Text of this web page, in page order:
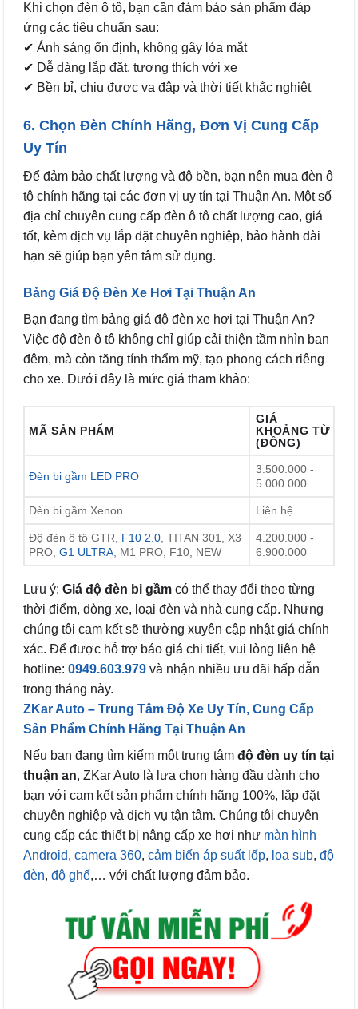
Khi chọn đèn ô tô, bạn cần đảm bảo sản phẩm đáp
ứng các tiêu chuẩn sau:
✔ Ánh sáng ổn định, không gây lóa mắt
✔ Dễ dàng lắp đặt, tương thích với xe
✔ Bền bỉ, chịu được va đập và thời tiết khắc nghiệt
6. Chọn Đèn Chính Hãng, Đơn Vị Cung Cấp
Uy Tín
Để đảm bảo chất lượng và độ bền, bạn nên mua đèn ô
tô chính hãng tại các đơn vị uy tín tại Thuận An. Một số
địa chỉ chuyên cung cấp đèn ô tô chất lượng cao, giá
tốt, kèm dịch vụ lắp đặt chuyên nghiệp, bảo hành dài
hạn sẽ giúp bạn yên tâm sử dụng.
Bảng Giá Độ Đèn Xe Hơi Tại Thuận An
Bạn đang tìm bảng giá độ đèn xe hơi tại Thuận An?
Việc độ đèn ô tô không chỉ giúp cải thiện tầm nhìn ban
đêm, mà còn tăng tính thẩm mỹ, tạo phong cách riêng
cho xe. Dưới đây là mức giá tham khảo:
MÃ SẢN PHẨM
GIÁ
KHOẢNG TỪ
(ĐỒNG)
Đèn bi gầm LED PRO
3.500.000 -
5.000.000
Đèn bi gầm Xenon Liên hệ
Độ đèn ô tô GTR, F10 2.0 , TITAN 301, X3
PRO, G1 ULTRA , M1 PRO, F10, NEW
4.200.000 -
6.900.000
Lưu ý: Giá độ đèn bi gầm có thể thay đổi theo từng
thời điểm, dòng xe, loại đèn và nhà cung cấp. Nhưng
chúng tôi cam kết sẽ thường xuyên cập nhật giá chính
xác. Để được hỗ trợ báo giá chi tiết, vui lòng liên hệ
hotline: 0949.603.979 và nhận nhiều ưu đãi hấp dẫn
trong tháng này.
ZKar Auto – Trung Tâm Độ Xe Uy Tín, Cung Cấp
Sản Phẩm Chính Hãng Tại Thuận An
Nếu bạn đang tìm kiếm một trung tâm độ đèn uy tín tại
thuận an, ZKar Auto là lựa chọn hàng đầu dành cho
bạn với cam kết sản phẩm chính hãng 100%, lắp đặt
chuyên nghiệp và dịch vụ tận tâm. Chúng tôi chuyên
cung cấp các thiết bị nâng cấp xe hơi như màn hình
Android, camera 360, cảm biến áp suất lốp, loa sub, độ
đèn, độ ghế,… với chất lượng đảm bảo.